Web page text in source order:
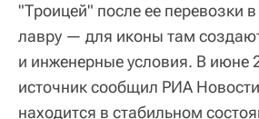
"Троицей" после ее перевозки
лавру — для иконы там
и инженерные условия. В июне
источник сообщил РИА
находится в стабильном